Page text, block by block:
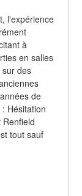
l'expérience
à
en salles
des
de
Hésitation
tout sauf